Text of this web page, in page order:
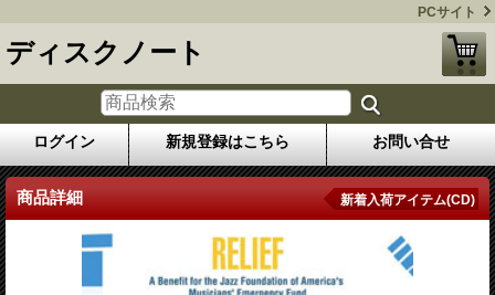
PCサイト
ディスクノート
ログイン 新規登録はこちら お問い合せ
商品詳細 新着入荷アイテム(CD)